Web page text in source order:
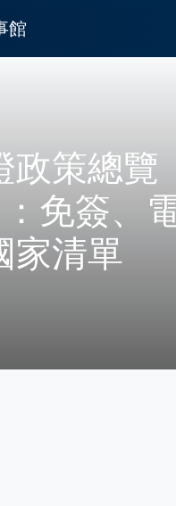
館
政策總覽
免簽、
家清單